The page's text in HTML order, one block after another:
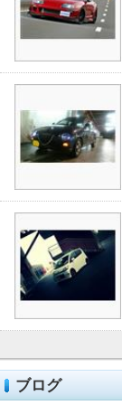
ブログ